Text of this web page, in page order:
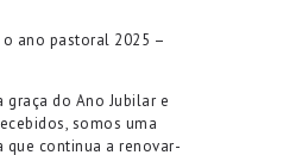
ano pastoral 2025 –
graça do Ano Jubilar e
somos uma
que continua a renovar-